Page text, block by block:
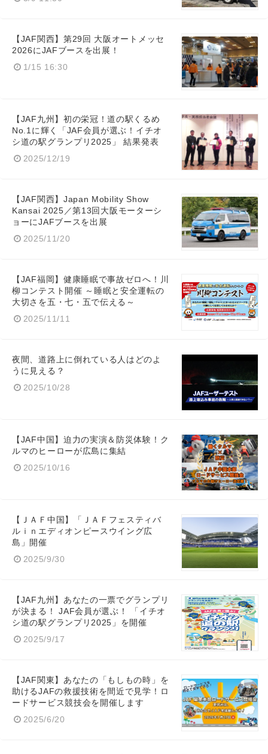
【JAF関西】第29回 大阪オートメッセ
2026にJAFブースを出展！
1/15 16:30
【JAF九州】初の栄冠！道の駅くるめ
No.1に輝く「JAF会員が選ぶ！イチオ
シ道の駅グランプリ2025」 結果発表
2025/12/19
【JAF関西】Japan Mobility Show
Kansai 2025／第13回大阪モーターシ
ョーにJAFブースを出展
2025/11/20
【JAF福岡】健康睡眠で事故ゼロへ！川
柳コンテスト開催 ～睡眠と安全運転の
大切さを五・七・五で伝える～
2025/11/11
夜間、道路上に倒れている人はどのよ
うに見える？
2025/10/28
【JAF中国】迫力の実演＆防災体験！ク
ルマのヒーローが広島に集結
2025/10/16
【ＪＡＦ中国】「ＪＡＦフェスティバ
ルｉｎエディオンピースウイング広
島」開催
2025/9/30
【JAF九州】あなたの一票でグランプリ
が決まる！ JAF会員が選ぶ！ 「イチオ
シ道の駅グランプリ2025」を開催
2025/9/17
【JAF関東】あなたの「もしもの時」を
助けるJAFの救援技術を間近で見学！ロ
ードサービス競技会を開催します
2025/6/20